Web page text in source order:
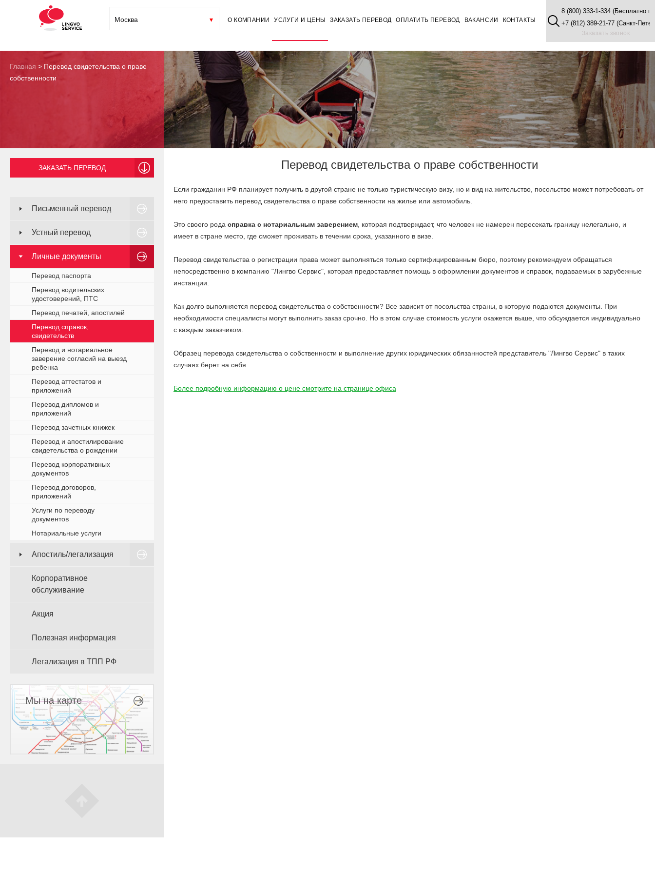
Москва О КОМПАНИИ УСЛУГИ И ЦЕНЫ ЗАКАЗАТЬ ПЕРЕВОД ОПЛАТИТЬ ПЕРЕВОД ВАКАНСИИ КОНТАКТЫ
8 (800) 333-1-334 (Бесплатно
+7 (812) 389-21-77 (Санкт-
Заказать звонок
Главная > Перевод свидетельства о праве
собственности
ЗАКАЗАТЬ ПЕРЕВОД
Письменный перевод
Устный перевод
Личные документы
Перевод паспорта
Перевод водительских
удостоверений, ПТС
Перевод печатей, апостилей
Перевод справок,
свидетельств
Перевод и нотариальное
заверение согласий на выезд
ребенка
Перевод аттестатов и
приложений
Перевод дипломов и
приложений
Перевод зачетных книжек
Перевод и апостилирование
свидетельства о рождении
Перевод корпоративных
документов
Перевод договоров,
приложений
Услуги по переводу
документов
Нотариальные услуги
Апостиль/легализация
Корпоративное
обслуживание
Акция
Полезная информация
Легализация в ТПП РФ
Мы на карте
Перевод свидетельства о праве собственности
Если гражданин РФ планирует получить в другой стране не только туристическую визу, но и вид на жительство, посольство может потребовать от
него предоставить перевод свидетельства о праве собственности на жилье или автомобиль.
Это своего рода справка с нотариальным заверением , которая подтверждает, что человек не намерен пересекать границу нелегально, и
имеет в стране место, где сможет проживать в течении срока, указанного в визе.
Перевод свидетельства о регистрации права может выполняться только сертифицированным бюро, поэтому рекомендуем обращаться
непосредственно в компанию "Лингво Сервис", которая предоставляет помощь в оформлении документов и справок, подаваемых в зарубежные
инстанции.
Как долго выполняется перевод свидетельства о собственности? Все зависит от посольства страны, в которую подаются документы. При
необходимости специалисты могут выполнить заказ срочно. Но в этом случае стоимость услуги окажется выше, что обсуждается индивидуально
с каждым заказчиком.
Образец перевода свидетельства о собственности и выполнение других юридических обязанностей представитель "Лингво Сервис" в таких
случаях берет на себя.
Более подробную информацию о цене смотрите на странице офиса